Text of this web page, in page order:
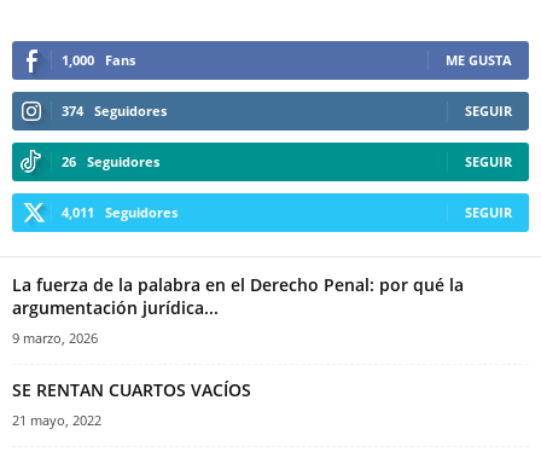
1,000 Fans ME GUSTA
374 Seguidores SEGUIR
26 Seguidores SEGUIR
4,011 Seguidores SEGUIR
La fuerza de la palabra en el Derecho Penal: por qué la
argumentación jurídica...
9 marzo, 2026
SE RENTAN CUARTOS VACÍOS
21 mayo, 2022